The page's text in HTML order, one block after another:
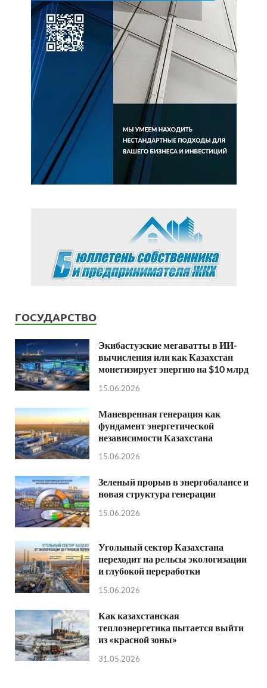
ГОСУДАРСТВО
Экибастузские мегаватты в ИИ-
вычисления или как Казахстан
монетизирует энергию на $10 млрд
15.06.2026
Маневренная генерация как
фундамент энергетической
независимости Казахстана
15.06.2026
Зеленый прорыв в энергобалансе и
новая структура генерации
15.06.2026
Угольный сектор Казахстана
переходит на рельсы экологизации
и глубокой переработки
15.06.2026
Как казахстанская
теплоэнергетика пытается выйти
из «красной зоны»
31.05.2026